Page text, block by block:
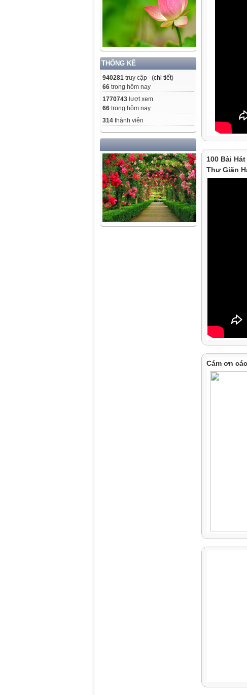
THỐNG KÊ
940281 truy cập (chi tiết)
66 trong hôm nay
1770743 lượt xem
66 trong hôm nay
314 thành viên
100 Bài
Thư Giãn
Cám ơn